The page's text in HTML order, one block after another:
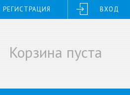
РЕГИСТРАЦИЯ ВХОД
Корзина пуста